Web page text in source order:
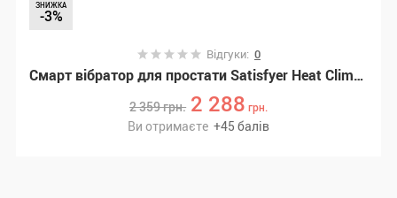
ЗНИЖКА
-3%
Відгуки: 0
Смарт вібратор для простати Satisfyer Heat Climax, підігрів до 40° (SO6089)
2 359грн. 2 288 грн.
Ви отримаєте +45 балів